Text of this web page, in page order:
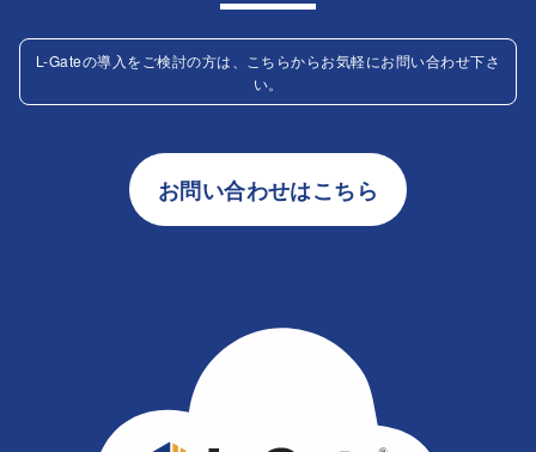
L-Gateの導入をご検討の方は、こちらからお気軽にお問い合わせ下さ
い。
お問い合わせはこちら